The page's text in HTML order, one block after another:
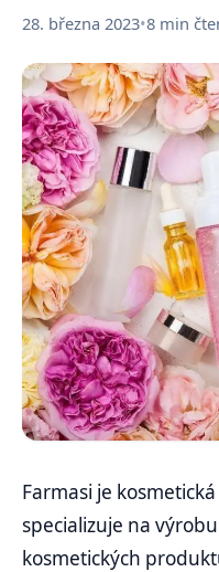
28. března 2023•8 min
Farmasi je
specializuje na
kosmetických